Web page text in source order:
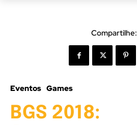
Compartilhe:
Eventos Games
BGS 2018: